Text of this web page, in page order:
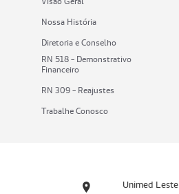
Nossa História
Diretoria e Conselho
RN 518 - Demonstrativo
Financeiro
RN 309 - Reajustes
Trabalhe Conosco
Unimed